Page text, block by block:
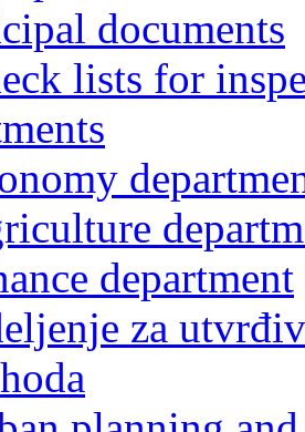
documents
lists for
department
za